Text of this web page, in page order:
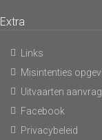
Extra
Links
Misintenties
Uitvaarten
Facebook
Privacybeleid